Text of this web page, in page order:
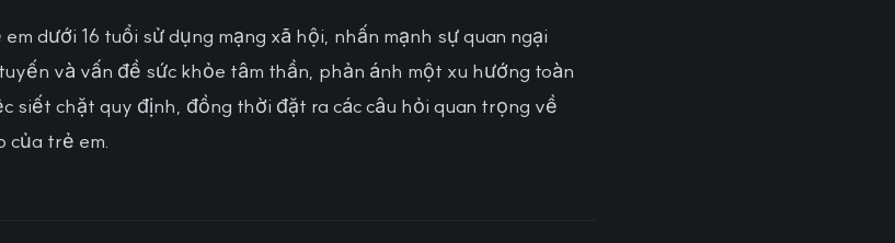
dưới 16 tuổi sử dụng mạng xã hội, nhấn mạnh sự quan ngại
và vấn đề sức khỏe tâm thần, phản ánh một xu hướng toàn
siết chặt quy định, đồng thời đặt ra các câu hỏi quan trọng về
của trẻ em.